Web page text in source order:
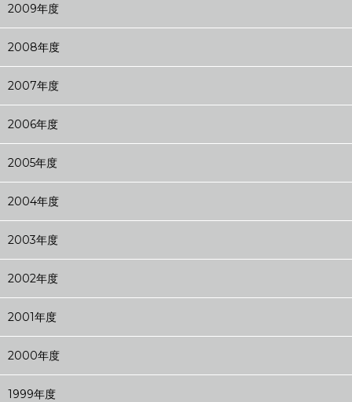
2009年度
2008年度
2007年度
2006年度
2005年度
2004年度
2003年度
2002年度
2001年度
2000年度
1999年度